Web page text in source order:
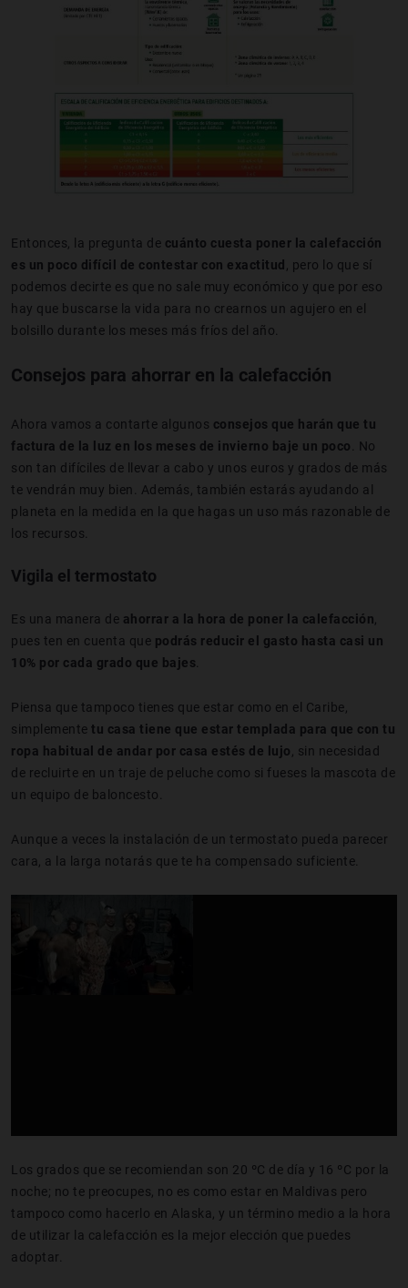
Entonces, la pregunta de cuánto cuesta poner la calefacción
es un poco difícil de contestar con exactitud
, pero lo que sí
podemos decirte es que no sale muy económico y que por eso
hay que buscarse la vida para no crearnos un agujero en el
bolsillo durante los meses más fríos del año.
Consejos para ahorrar en la calefacción
Ahora vamos a contarte algunos consejos que harán que tu
factura de la luz en los meses de invierno baje un poco . No
son tan difíciles de llevar a cabo y unos euros y grados de más
te vendrán muy bien. Además, también estarás ayudando al
planeta en la medida en la que hagas un uso más razonable de
los recursos.
Vigila el termostato
Es una manera de ahorrar a la hora de poner la calefacción
pues ten en cuenta que podrás reducir el gasto hasta casi un
10% por cada grado que bajes
Piensa que tampoco tienes que estar como en el Caribe,
simplemente tu casa tiene que estar templada para que con tu
ropa habitual de andar por casa estés de lujo , sin necesidad
de recluirte en un traje de peluche como si fueses la mascota de
un equipo de baloncesto.
Aunque a veces la instalación de un termostato pueda parecer
cara, a la larga notarás que te ha compensado suficiente.
Los grados que se recomiendan son 20 ºC de día y 16 ºC por la
noche; no te preocupes, no es como estar en Maldivas pero
tampoco como hacerlo en Alaska, y un término medio a la hora
de utilizar la calefacción es la mejor elección que puedes
adoptar.